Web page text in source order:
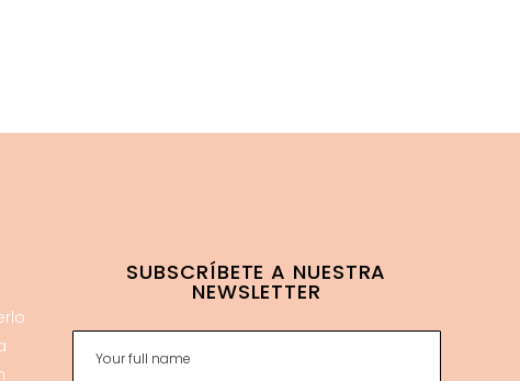
SUBSCRÍBETE A NUESTRA
NEWSLETTER